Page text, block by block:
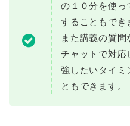
の１０分を使っ
することもでき
また講義の質
チャットで対応
強したいタイミ
ともできます。